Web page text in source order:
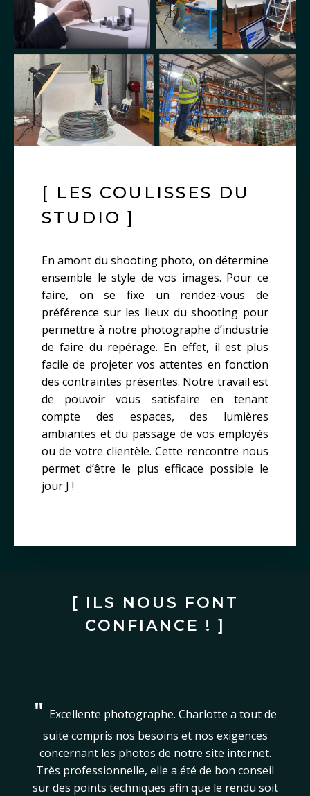
[ LES COULISSES DU
STUDIO ]
En amont du shooting photo, on détermine
ensemble le style de vos images. Pour ce
faire, on se fixe un rendez-vous de
préférence sur les lieux du shooting pour
permettre à notre photographe d’industrie
de faire du repérage. En effet, il est plus
facile de projeter vos attentes en fonction
des contraintes présentes. Notre travail est
de pouvoir vous satisfaire en tenant
compte des espaces, des lumières
ambiantes et du passage de vos employés
ou de votre clientèle. Cette rencontre nous
permet d’être le plus efficace possible le
jour J !
[ ILS NOUS FONT
CONFIANCE ! ]
"
"" Le travail qu'a réalisé Charlotte Le Mesle
pour nous est tout à fait satisfaisant. Nous
avons réalisé des photos de nos pièces et de nos
équipements ainsi que quelques photos
d'extérieurs. Ces photos sont aujourd'hui